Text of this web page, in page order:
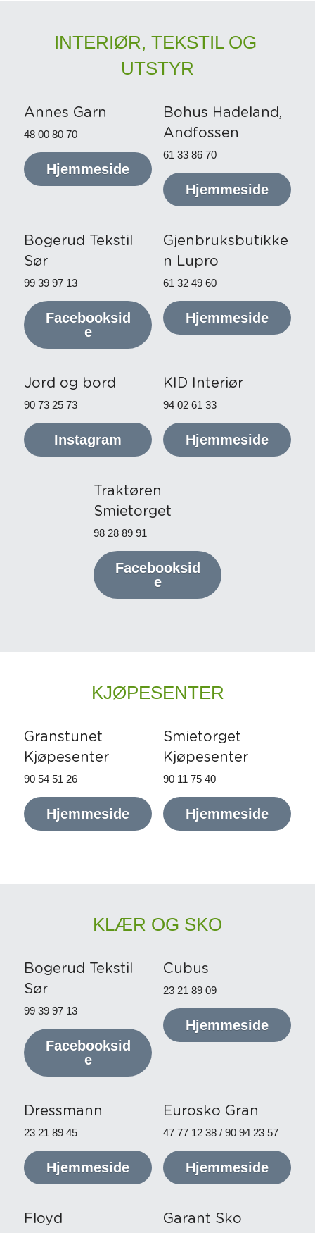
INTERIØR, TEKSTIL OG
UTSTYR
Annes Garn
48 00 80 70
Hjemmeside
Bohus Hadeland,
Andfossen
61 33 86 70
Hjemmeside
Bogerud Tekstil
Sør
99 39 97 13
Facebooksid
e
Gjenbruksbutikke
n Lupro
61 32 49 60
Hjemmeside
Jord og bord
90 73 25 73
Instagram
KID Interiør
94 02 61 33
Hjemmeside
Traktøren
Smietorget
98 28 89 91
Facebooksid
e
KJØPESENTER
Granstunet
Kjøpesenter
90 54 51 26
Hjemmeside
Smietorget
Kjøpesenter
90 11 75 40
Hjemmeside
KLÆR OG SKO
Bogerud Tekstil
Sør
99 39 97 13
Facebooksid
e
Cubus
23 21 89 09
Hjemmeside
Dressmann
23 21 89 45
Hjemmeside
Eurosko Gran
47 77 12 38 / 90 94 23 57
Hjemmeside
Floyd Garant Sko